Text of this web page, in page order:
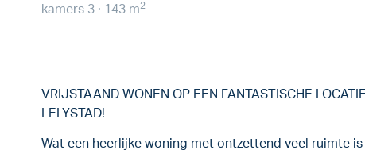
kamers 3 · 143 m2
VRIJSTAAND WONEN OP EEN FANTASTISCHE
LELYSTAD!
Wat een heerlijke woning met ontzettend veel ruimte